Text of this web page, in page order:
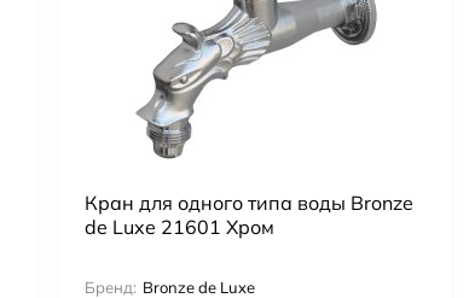
Кран для одного типа воды Bronze
de Luxe 21601 Хром
Бренд: Bronze de Luxe